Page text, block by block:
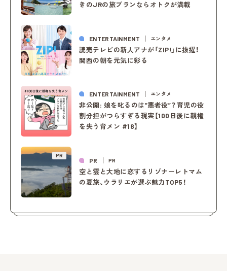
きのJRの旅プランならオトクが満載
ENTERTAINMENT エンタメ
読売テレビの新人アナが「ZIP!」に抜擢！
関西の朝を元気に彩る
ENTERTAINMENT エンタメ
非公開: 娘を叱るのは“悪者役”？育児の役
割分担がつらすぎる現実【100日後に親権
を失う育メン #18】
PR
PR PR
空と雲と大地に恋するリゾナーレトマム
の夏旅、ウラリエが選ぶ魅力TOP5！